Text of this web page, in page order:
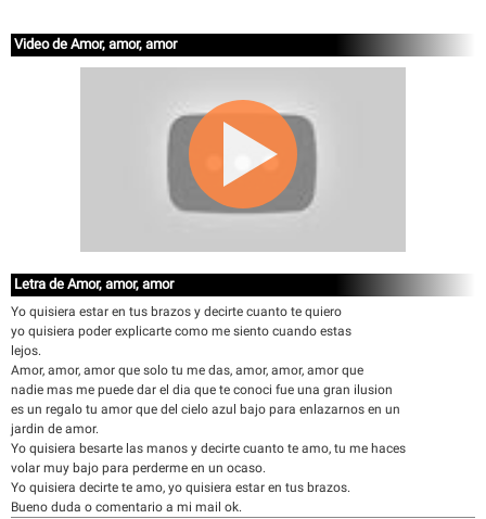
Video de Amor, amor, amor
Letra de Amor, amor, amor
Yo quisiera estar en tus brazos y decirte cuanto te quiero
yo quisiera poder explicarte como me siento cuando estas
lejos.
Amor, amor, amor que solo tu me das, amor, amor, amor que
nadie mas me puede dar el dia que te conoci fue una gran ilusion
es un regalo tu amor que del cielo azul bajo para enlazarnos en un
jardin de amor.
Yo quisiera besarte las manos y decirte cuanto te amo, tu me haces
volar muy bajo para perderme en un ocaso.
Yo quisiera decirte te amo, yo quisiera estar en tus brazos.
Bueno duda o comentario a mi mail ok.